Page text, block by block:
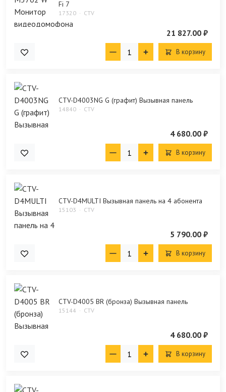
Fi 7
17320 CTV
21 827.00 ₽
В корзину
CTV-D4003NG G (графит) Вызывная панель
14840 CTV
4 680.00 ₽
В корзину
CTV-D4MULTI Вызывная панель на 4 абонента
15103 CTV
5 790.00 ₽
В корзину
CTV-D4005 BR (бронза) Вызывная панель
15144 CTV
4 680.00 ₽
В корзину